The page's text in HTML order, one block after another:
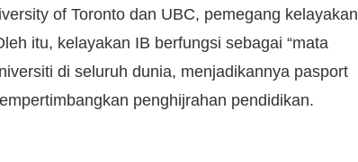
of Toronto dan UBC, pemegang kelayakan
itu, kelayakan IB berfungsi sebagai “mata
di seluruh dunia, menjadikannya pasport
penghijrahan pendidikan.